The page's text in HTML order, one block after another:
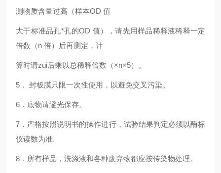
测物质含量过高（样本OD 值
大于标准品孔*孔的OD 值），请先用样品稀释液稀释一定
倍数（n 倍）后再测定，计
算时请zui后乘以总稀释倍数（×n×5）。
5 ． 封板膜只限一次性使用，以避免交叉污染。
6 ．底物请避光保存。
7 ．严格按照说明书的操作进行，试验结果判定必须以酶标
仪读数为准.
8 ．所有样品，洗涤液和各种废弃物都应按传染物处理。